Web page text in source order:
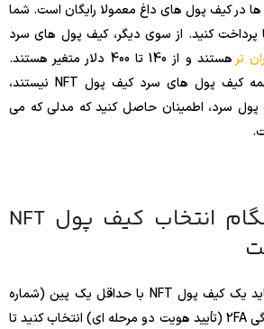
ذخیره و محافظت از NFT ها در کیف پول های داغ معمولا رایگان است. شما
پرداخت کنید. از سوی دیگر، کیف پول های سرد
تر
هستند و از 140 تا 400 دلار متغیر هستند.
توجه داشته باشید که همه کیف پول های سرد کیف پول NFT نیستند،
پول سرد، اطمینان حاصل کنید که مدلی که می
عواملی که هنگام انتخاب کیف پول NFT
باید یک کیف پول NFT با حداقل یک پین (شماره
شناسایی شخصی) یا ویژگی 2FA (تأیید هویت دو مرحله ای) انتخاب کنید تا